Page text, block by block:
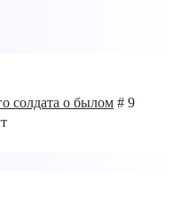
солдата о былом # 9